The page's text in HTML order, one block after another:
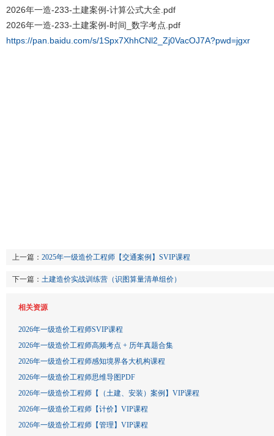
2026年一造-233-土建案例-计算公式大全.pdf
2026年一造-233-土建案例-时间_数字考点.pdf
https://pan.baidu.com/s/1Spx7XhhCNl2_Zj0VacOJ7A?pwd=jgxr
上一篇： 2025年一级造价工程师【交通案例】SVIP课程
下一篇： 土建造价实战训练营（识图算量清单组价）
相关资源
2026年一级造价工程师SVIP课程
2026年一级造价工程师高频考点 + 历年真题合集
2026年一级造价工程师感知境界各大机构课程
2026年一级造价工程师思维导图PDF
2026年一级造价工程师【（土建、安装）案例】VIP课程
2026年一级造价工程师【计价】VIP课程
2026年一级造价工程师【管理】VIP课程